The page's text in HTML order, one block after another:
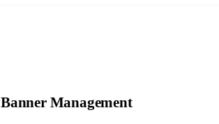
Banner Management